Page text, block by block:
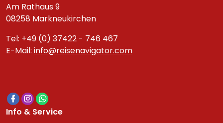
Am Rathaus 9
08258 Markneukirchen
Tel: +49 (0) 37422 - 746 467
E-Mail: info@reisenavigator.com
Info & Service